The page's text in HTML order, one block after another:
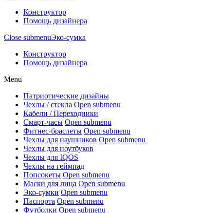
Конструктор
Помощь дизайнера
Close submenuЭко-сумка
Конструктор
Помощь дизайнера
Menu
Патриотические дизайны
Чехлы / стекла Open submenu
Кабели / Переходники
Смарт-часы Open submenu
Фитнес-браслеты Open submenu
Чехлы для наушников Open submenu
Чехлы для ноутбуков
Чехлы для IQOS
Чехлы на геймпад
Попсокеты Open submenu
Маски для лица Open submenu
Эко-сумки Open submenu
Паспорта Open submenu
Футболки Open submenu